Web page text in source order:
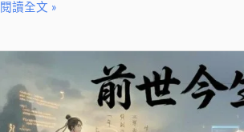
閱讀全文 »
今
生